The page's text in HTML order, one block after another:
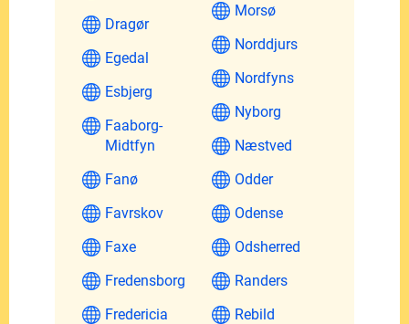
Dragør
Egedal
Esbjerg
Faaborg-
Midtfyn
Fanø
Favrskov
Faxe
Fredensborg
Fredericia
Morsø
Norddjurs
Nordfyns
Nyborg
Næstved
Odder
Odense
Odsherred
Randers
Rebild